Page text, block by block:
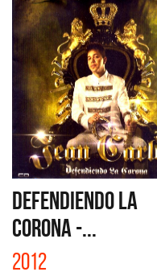
DEFENDIENDO LA
CORONA -...
2012